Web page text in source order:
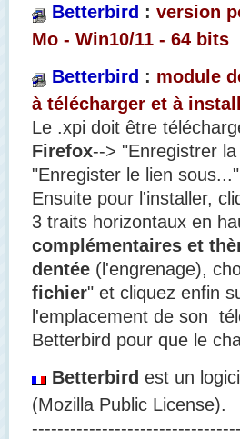
Betterbird : version
Mo - Win10/11 - 64 bits
Betterbird : module
à télécharger et à
Le .xpi doit être
Firefox--> "Enregistrer
"Enregister le lien
Ensuite pour l'installer,
3 traits horizontaux en
complémentaires et
dentée (l'engrenage),
fichier" et cliquez enfin
l'emplacement de son
Betterbird pour que le
Betterbird est un
(Mozilla Public License).